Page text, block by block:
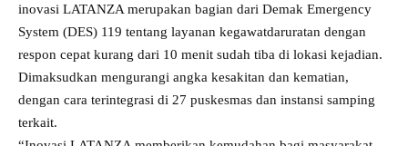
inovasi LATANZA merupakan bagian dari Demak Emergency
System (DES) 119 tentang layanan kegawatdaruratan dengan
respon cepat kurang dari 10 menit sudah tiba di lokasi kejadian.
Dimaksudkan mengurangi angka kesakitan dan kematian,
dengan cara terintegrasi di 27 puskesmas dan instansi samping
terkait.